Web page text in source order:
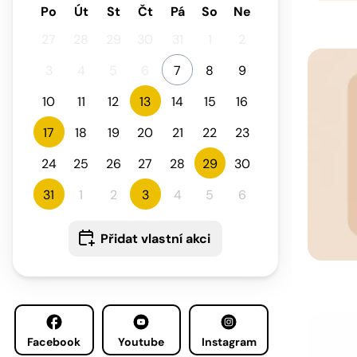
Po Út St Čt Pá So
Ne
7 8
9
10
11 12 13 14 15
16
17
18 19 20 21 22
23
24
25 26 27 28 29
30
31
1 2 3 4 5 6
Přidat vlastní akci
Facebook Youtube Instagram